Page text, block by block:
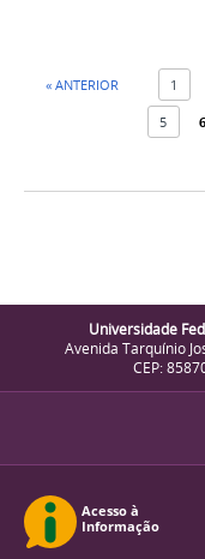
« ANTERIOR 1
5 6
Universidade
Avenida Tarquínio
CEP: